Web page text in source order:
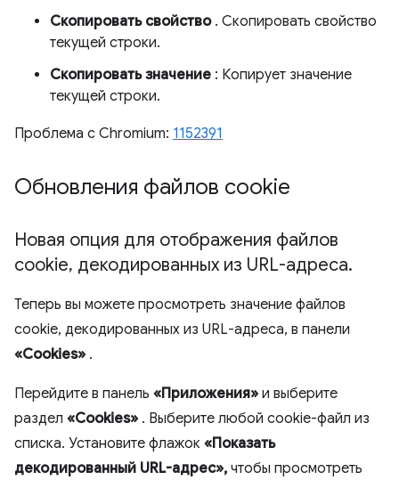
Скопировать свойство. Скопировать свойство
текущей строки.
Скопировать значение : Копирует значение
текущей строки.
Проблема с Chromium: 1152391
Обновления файлов cookie
Новая опция для отображения файлов
cookie, декодированных из URL-адреса.
Теперь вы можете просмотреть значение файлов
cookie, декодированных из URL-адреса, в панели
«Cookies» .
Перейдите в панель «Приложения» и выберите
раздел «Cookies» . Выберите любой cookie-файл из
списка. Установите флажок «Показать
декодированный URL-адрес», чтобы просмотреть